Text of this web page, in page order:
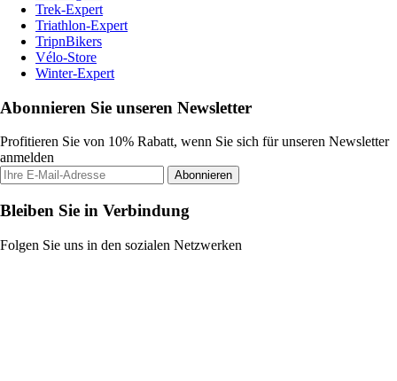
Trek-Expert
Triathlon-Expert
TripnBikers
Vélo-Store
Winter-Expert
Abonnieren Sie unseren Newsletter
Profitieren Sie von 10% Rabatt, wenn Sie sich für unseren Newsletter
anmelden
Abonnieren
Bleiben Sie in Verbindung
Folgen Sie uns in den sozialen Netzwerken